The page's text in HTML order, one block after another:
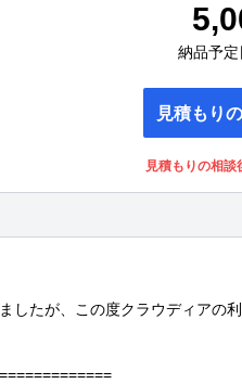
納品予
見積もり
見積もりの相談
したが、この度クラウディアの